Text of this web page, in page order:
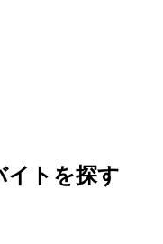
イトを探す